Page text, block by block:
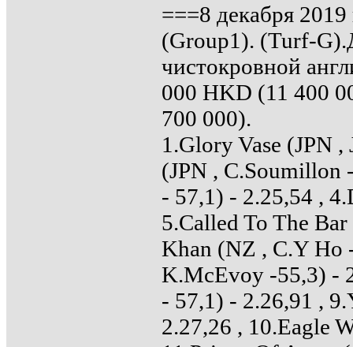
===8 декабря
(Group1). (Turf-
чистокровной
000 HKD (11 400
700 000).
1.Glory Vase (JPN
(JPN , C.Soumillon
- 57,1) - 2.25,54 ,
5.Called To The
Khan (NZ , C.Y Ho
K.McEvoy -55,3) -
- 57,1) - 2.26,91 ,
2.27,26 , 10.Eagle